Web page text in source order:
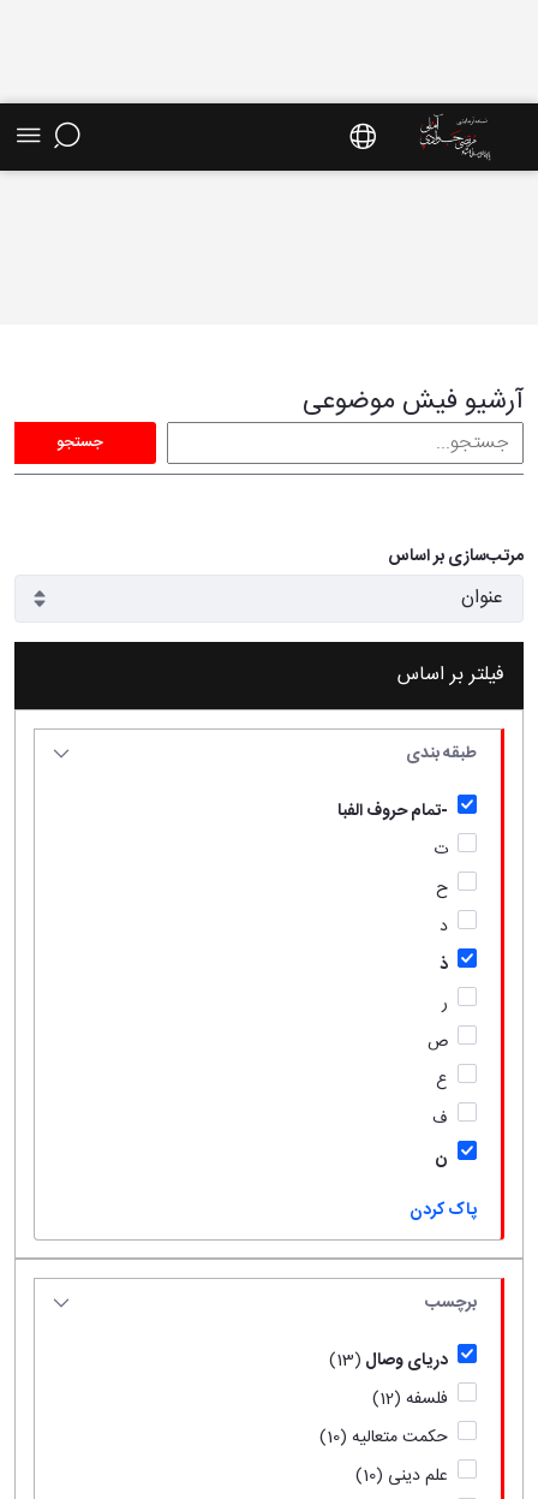
آرشیو فیش موضوعی
جستجو
مرتب‌سازی بر اساس
فیلتر بر اساس
طبقه بندی
-تمام حروف الفبا
ت
ح
د
ذ
ر
ص
ع
ف
ن
پاک کردن
برچسب
دریای وصال (13)
فلسفه (12)
حکمت متعالیه (10)
علم دینی (10)